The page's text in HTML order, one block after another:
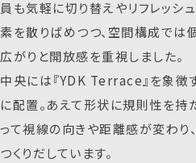
員も気軽に切り替えやリフレッシ
素を散りばめつつ、空間構成では
広がりと開放感を重視しました。
中央には『YDK Terrace』を象徴
に配置。あえて形状に規則性を持
って視線の向きや距離感が変わり
つくりだしています。